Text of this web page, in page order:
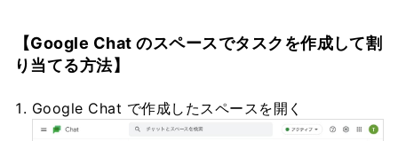
【Google Chat のスペースでタスクを作成して割
り当てる方法】
Google Chat で作成したスペースを開く